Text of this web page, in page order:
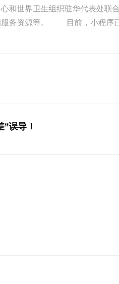
和世界卫生组织驻华代表处联
务资源等。 目前，小程序
误导！